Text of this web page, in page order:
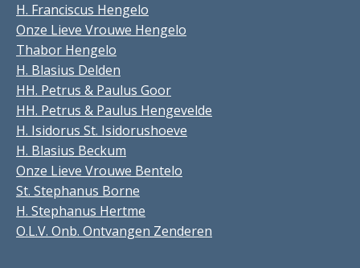
H. Franciscus Hengelo
Onze Lieve Vrouwe Hengelo
Thabor Hengelo
H. Blasius Delden
HH. Petrus & Paulus Goor
HH. Petrus & Paulus Hengevelde
H. Isidorus St. Isidorushoeve
H. Blasius Beckum
Onze Lieve Vrouwe Bentelo
St. Stephanus Borne
H. Stephanus Hertme
O.L.V. Onb. Ontvangen Zenderen